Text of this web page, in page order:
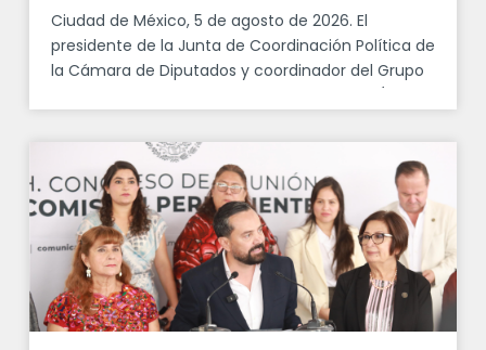
Ciudad de México, 5 de agosto de 2026. El
presidente de la Junta de Coordinación Política de
la Cámara de Diputados y coordinador del Grupo
Autónoma de México (UNAM) retome la
normalidad con el inicio del semestre el
próximo 10 de agosto, privilegiando el […]